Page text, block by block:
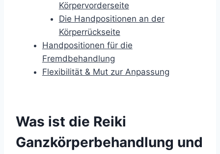
Körpervorderseite
Die Handpositionen an der
Körperrückseite
Handpositionen für die
Fremdbehandlung
Flexibilität & Mut zur Anpassung
Was ist die Reiki
Ganzkörperbehandlung und